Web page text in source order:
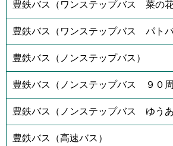
豊鉄バス（ワンステップバス 菜の花
豊鉄バス（ワンステップバス パトバ
豊鉄バス（ノンステップバス）
豊鉄バス（ノンステップバス ９０周
豊鉄バス（ノンステップバス ゆうあ
豊鉄バス（高速バス）